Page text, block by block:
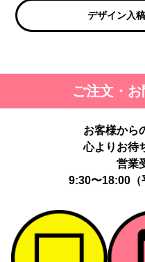
デザイン入
ご注文・
お客様から
心よりお待
営業
9:30〜18:00（